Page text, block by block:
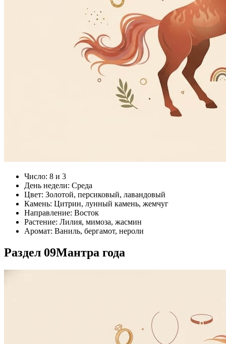
Число: 8 и 3
День недели: Среда
Цвет: Золотой, персиковый, лавандовый
Камень: Цитрин, лунный камень, жемчуг
Направление: Восток
Растение: Лилия, мимоза, жасмин
Аромат: Ваниль, бергамот, нероли
Раздел 09Мантра года